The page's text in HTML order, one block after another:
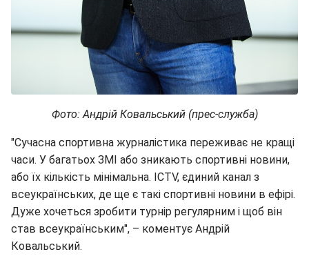
Фото: Андрій Ковальський (прес-служба)
"Сучасна спортивна журналістика переживає не кращі
часи. У багатьох ЗМІ або зникають спортивні новини,
або їх кількість мінімальна. ICTV, єдиний канал з
всеукраїнських, де ще є такі спортивні новини в ефірі.
Дуже хочеться зробити турнір регулярним і щоб він
став всеукраїнським", – коментує Андрій
Ковальський.